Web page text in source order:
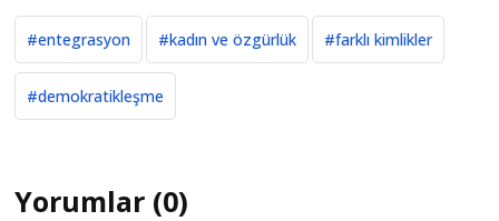
#entegrasyon #kadın ve özgürlük #farklı kimlikler
#demokratikleşme
Yorumlar (0)